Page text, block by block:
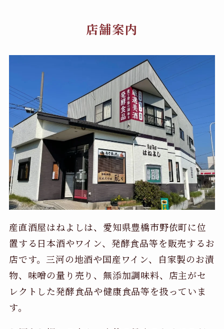
店舗案内
産直酒屋はねよしは、愛知県豊橋市野依町に位
置する日本酒やワイン、発酵食品等を販売するお
店です。三河の地酒や国産ワイン、自家製のお漬
物、味噌の量り売り、無添加調味料、店主がセ
レクトした発酵食品や健康食品等を扱っていま
す。